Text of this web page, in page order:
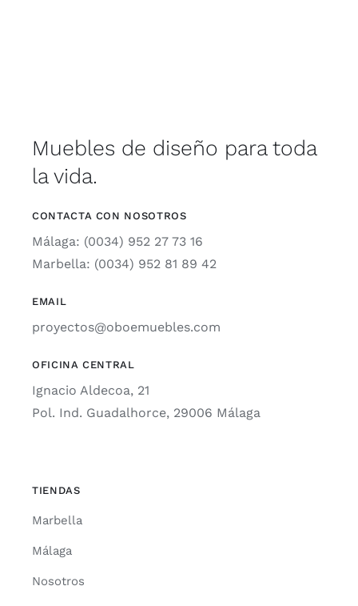
Muebles de diseño para toda
la vida.
CONTACTA CON NOSOTROS
Málaga: (0034) 952 27 73 16
Marbella: (0034) 952 81 89 42
EMAIL
proyectos@oboemuebles.com
OFICINA CENTRAL
Ignacio Aldecoa, 21
Pol. Ind. Guadalhorce, 29006 Málaga
TIENDAS
Marbella
Málaga
Nosotros